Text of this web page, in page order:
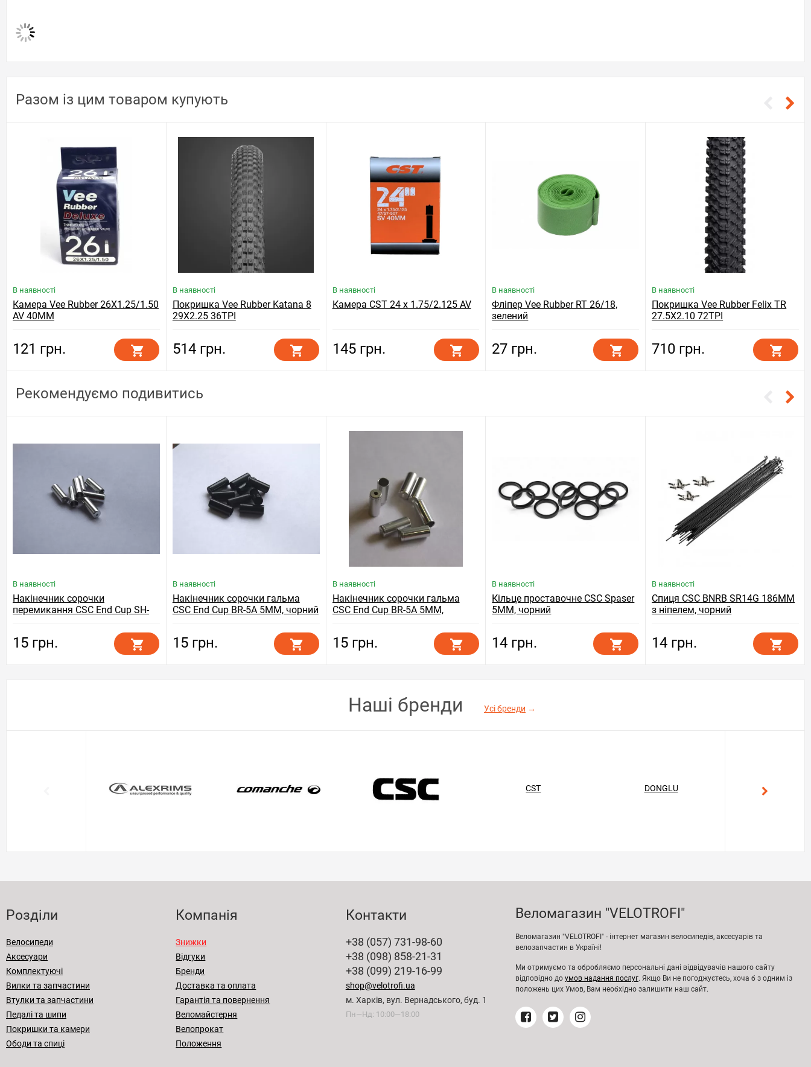
Разом із цим товаром купують
В наявності
Камера Vee Rubber 26X1.25/1.50
AV 40MM
121 грн.
В наявності
Покришка Vee Rubber Katana 8
29X2.25 36TPI
514 грн.
В наявності
Камера CST 24 x 1.75/2.125 AV
145 грн.
В наявності
Фліпер Vee Rubber RT 26/18,
зелений
27 грн.
В наявності
Покришка Vee Rubber Felix TR
27.5X2.10 72TPI
710 грн.
Рекомендуємо подивитись
В наявності
Накінечник сорочки
перемикання CSC End Cup SH-
15 грн.
В наявності
Накінечник сорочки гальма
CSC End Cup BR-5A 5MM, чорний
15 грн.
В наявності
Накінечник сорочки гальма
CSC End Cup BR-5A 5MM,
15 грн.
В наявності
Кільце проставочне СSC Spaser
5MM, чорний
14 грн.
В наявності
Спиця CSC BNRB SR14G 186MM
з ніпелем, чорний
14 грн.
Наші бренди Усі бренди →
CST DONGLU
Розділи
Велосипеди
Аксесуари
Комплектуючі
Вилки та запчастини
Втулки та запчастини
Педалі та шипи
Покришки та камери
Ободи та спиці
Компанія
Знижки
Відгуки
Бренди
Доставка та оплата
Гарантія та повернення
Веломайстерня
Велопрокат
Положення
Контакти
+38 (057) 731-98-60
+38 (098) 858-21-31
+38 (099) 219-16-99
shop@velotrofi.ua
м. Харків, вул. Вернадського, буд. 1
Пн—Нд: 10:00—18:00
Веломагазин "VELOTROFI"
Веломагазин "VELOTROFI" - інтернет магазин велосипедів, аксесуарів та
велозапчастин в Україні!
Ми отримуємо та обробляємо персональні дані відвідувачів нашого сайту
відповідно доумов надання послуг. Якщо Ви не погоджуєтесь, хоча б з одним із
положень цих Умов, Вам необхідно залишити наш сайт.